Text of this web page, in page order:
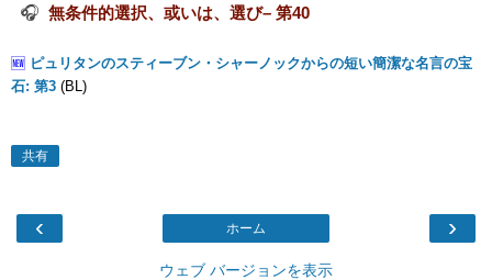
🎧 無条件的選択、或いは、選び– 第40
🆕 ピュリタンのスティーブン・シャーノックからの短い簡潔な名言の宝
石: 第3 (BL)
共有
‹ ›
ホーム
ウェブ バージョンを表示